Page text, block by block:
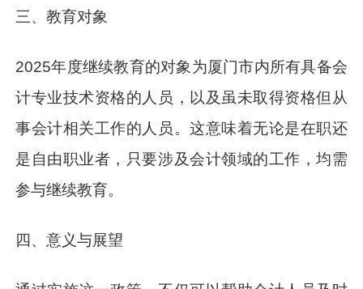
三、教育对象
2025年度继续教育的对象为厦门市内所有具备会
计专业技术资格的人员，以及虽未取得资格但从
事会计相关工作的人员。这意味着无论是在职还
是自由职业者，只要涉及会计领域的工作，均需
参与继续教育。
四、意义与展望